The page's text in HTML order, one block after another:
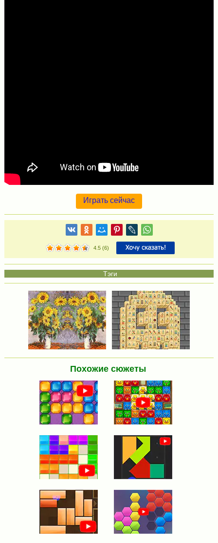
Играть сейчас
4.5(6)
Похожие сюжеты